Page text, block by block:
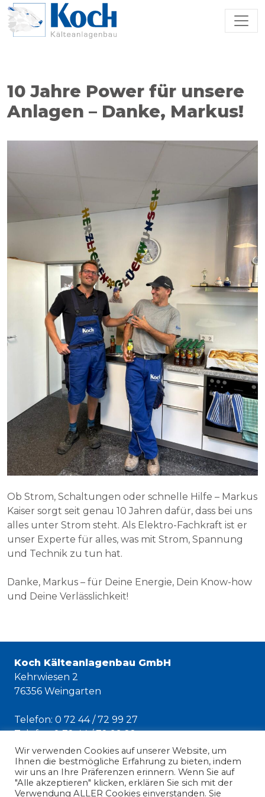
10 Jahre Power für unsere
Anlagen – Danke, Markus!
Ob Strom, Schaltungen oder schnelle Hilfe – Markus
Kaiser sorgt seit genau 10 Jahren dafür, dass bei uns
alles unter Strom steht. Als Elektro-Fachkraft ist er
unser Experte für alles, was mit Strom, Spannung
und Technik zu tun hat.
Danke, Markus – für Deine Energie, Dein Know-how
und Deine Verlässlichkeit!
Koch Kälteanlagenbau GmbH
Kehrwiesen 2
76356 Weingarten
Telefon: 0 72 44 / 72 99 27
Telefax: 0 72 44 / 72 99 22
E-Mail:info@koch-kaelte.de
Notdienst: 0 72 44 / 72 99 255
Impressum
Wir verwenden Cookies auf unserer Website, um
Ihnen die bestmögliche Erfahrung zu bieten, indem
wir uns an Ihre Präferenzen erinnern. Wenn Sie auf
"Alle akzeptieren" klicken, erklären Sie sich mit der
Verwendung ALLER Cookies einverstanden. Sie